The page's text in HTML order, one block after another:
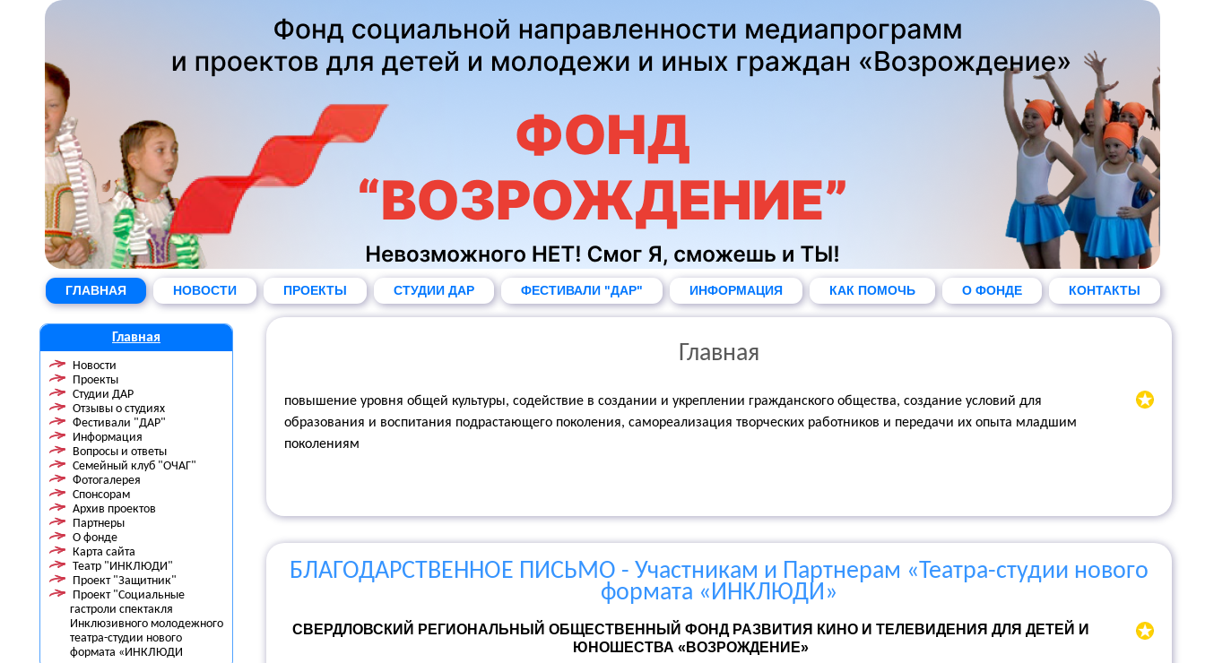
ГЛАВНАЯ НОВОСТИ ПРОЕКТЫ СТУДИИ ДАР ФЕСТИВАЛИ "ДАР" ИНФОРМАЦИЯ КАК ПОМОЧЬ О ФОНДЕ КОНТАКТЫ
Главная
Новости
Проекты
Студии ДАР
Отзывы о студиях
Фестивали "ДАР"
Информация
Вопросы и ответы
Семейный клуб "ОЧАГ"
Фотогалерея
Спонсорам
Архив проектов
Партнеры
О фонде
Карта сайта
Театр "ИНКЛЮДИ"
Проект "Защитник"
Проект "Социальные
гастроли спектакля
Инклюзивного молодежного
театра-студии нового
формата «ИНКЛЮДИ
Главная
повышение уровня общей культуры, содействие в создании и укреплении гражданского общества, создание условий для
образования и воспитания подрастающего поколения, самореализация творческих работников и передачи их опыта младшим
поколениям
БЛАГОДАРСТВЕННОЕ ПИСЬМО - Участникам и Партнерам «Театра-студии нового
формата «ИНКЛЮДИ»
СВЕРДЛОВСКИЙ РЕГИОНАЛЬНЫЙ ОБЩЕСТВЕННЫЙ ФОНД РАЗВИТИЯ КИНО И ТЕЛЕВИДЕНИЯ ДЛЯ ДЕТЕЙ И
ЮНОШЕСТВА «ВОЗРОЖДЕНИЕ»